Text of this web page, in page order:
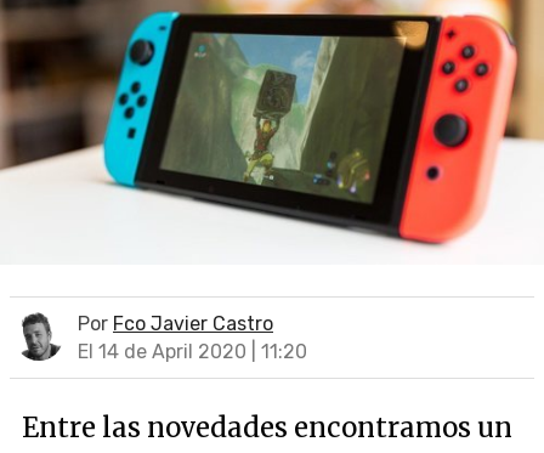
Por Fco Javier Castro
El 14 de April 2020 | 11:20
Entre las novedades encontramos un